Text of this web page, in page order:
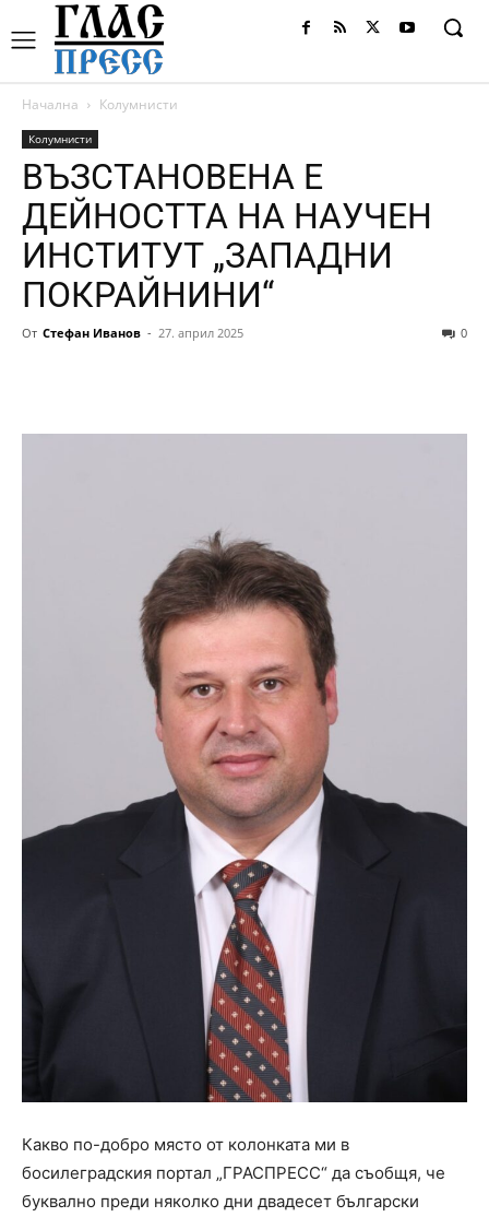
Начална Колумнисти
Колумнисти
ВЪЗСТАНОВЕНА Е
ДЕЙНОСТТА НА НАУЧЕН
ИНСТИТУТ „ЗАПАДНИ
ПОКРАЙНИНИ“
От Стефан Иванов - 27. април 2025 0
Какво по-добро място от колонката ми в
босилеградския портал „ГРАСПРЕСС“ да съобщя, че
буквално преди няколко дни двадесет български